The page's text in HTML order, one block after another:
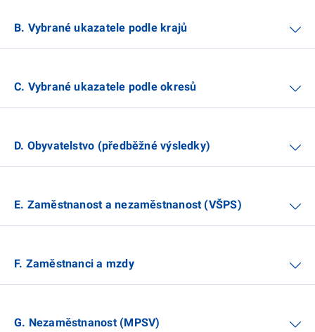
B. Vybrané ukazatele podle krajů
C. Vybrané ukazatele podle okresů
D. Obyvatelstvo (předběžné výsledky)
E. Zaměstnanost a nezaměstnanost (VŠPS)
F. Zaměstnanci a mzdy
G. Nezaměstnanost (MPSV)